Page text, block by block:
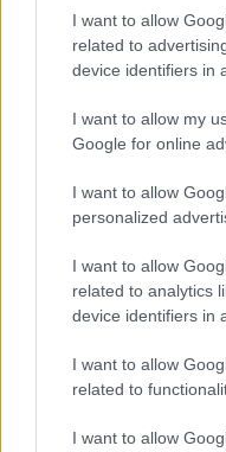
I want to allow
related to
device identifiers in
I want to allow my
Google for online
I want to allow
personalized
I want to allow
related to analytics
device identifiers in
I want to allow
related to
I want to allow
IL PIÙ